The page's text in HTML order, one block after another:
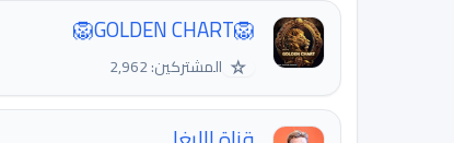
🦁GOLDEN CHART🦁
☆ المشتركين: 2,962